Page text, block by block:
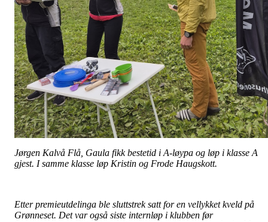
Jørgen Kalvå Flå, Gaula fikk bestetid i A-løypa og løp i klasse A
gjest. I samme klasse løp Kristin og Frode Haugskott.
Etter premieutdelinga ble sluttstrek satt for en vellykket kveld på
Grønneset. Det var også siste internløp i klubben før